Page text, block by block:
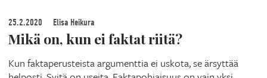
25.2.2020 Elisa Heikura
Mikä on, kun ei faktat riitä?
Kun faktaperusteista argumenttia ei uskota, se ärsyttää